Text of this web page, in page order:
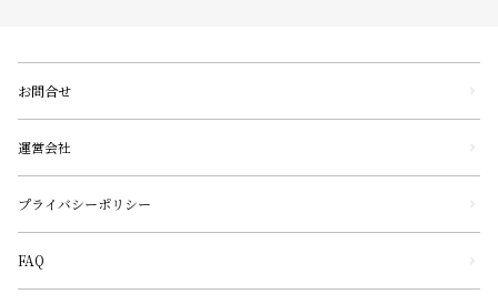
お問合せ
運営会社
プライバシーポリシー
FAQ